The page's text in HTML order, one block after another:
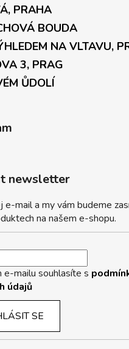
PRAHA
BOUDA
NA VLTAVU,
3, PRAG
ŮDOLÍ
newsletter
e-mail a my vám budeme
na našem e-shopu.
e-mailu souhlasíte s
údajů
SE